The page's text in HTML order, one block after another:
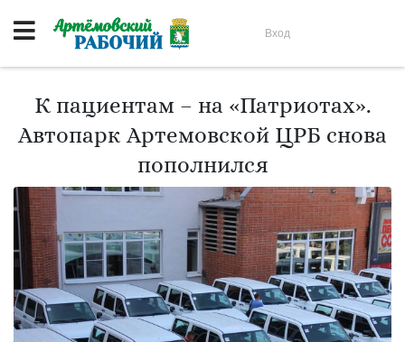
Вход
К пациентам – на «Патриотах».
Автопарк Артемовской ЦРБ снова
пополнился